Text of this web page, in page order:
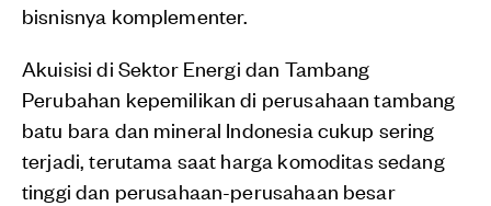
bisnisnya komplementer.
Akuisisi di Sektor Energi dan Tambang
Perubahan kepemilikan di perusahaan tambang
batu bara dan mineral Indonesia cukup sering
terjadi, terutama saat harga komoditas sedang
tinggi dan perusahaan-perusahaan besar